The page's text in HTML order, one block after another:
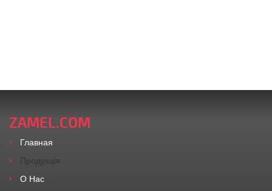
ZAMEL.COM
Главная
Продукція
O Нас